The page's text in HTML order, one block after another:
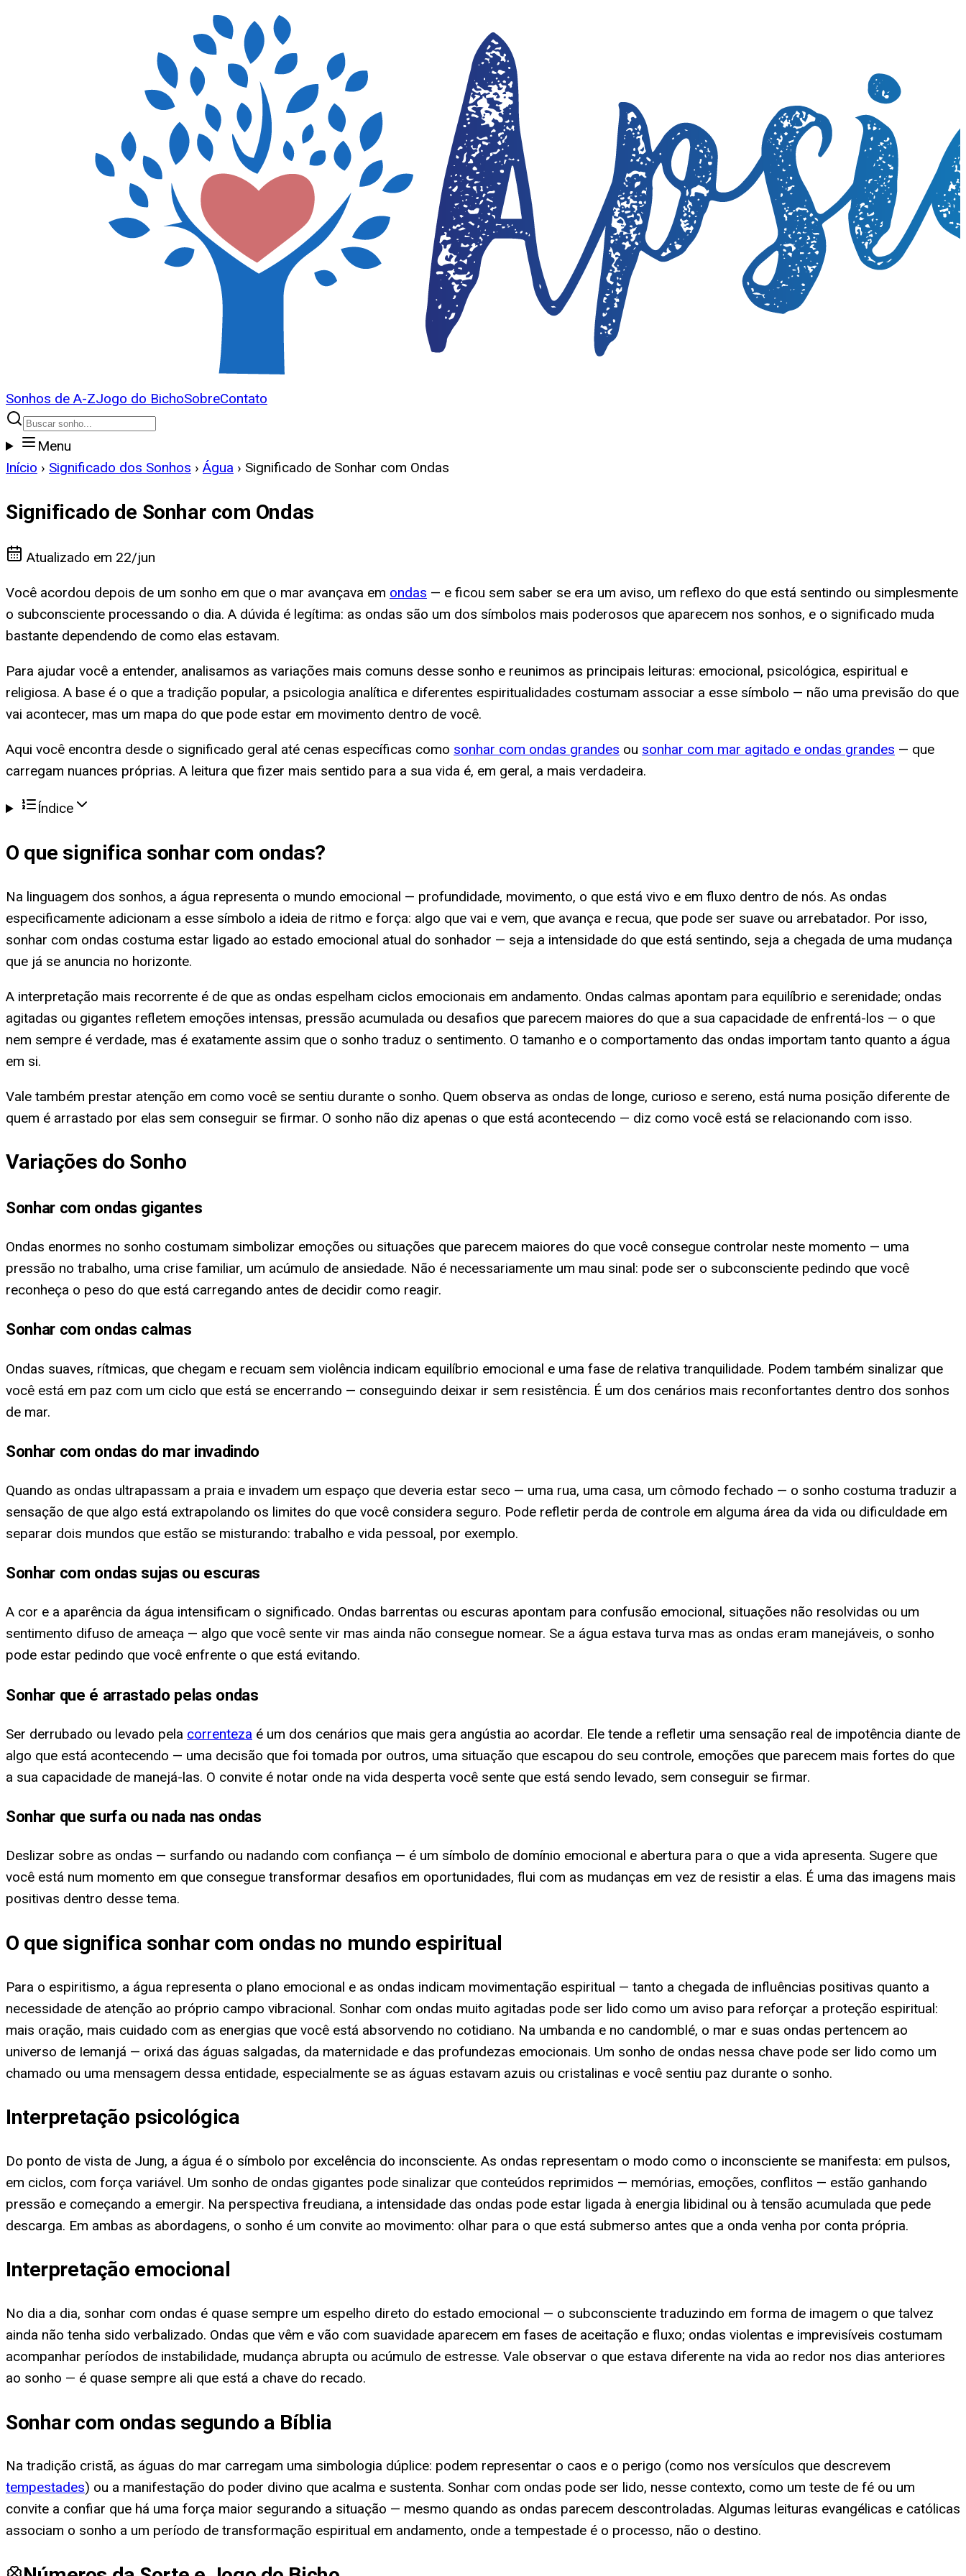
Sonhos de A-ZJogo do BichoSobreContato
Menu
Início › Significado dos Sonhos › Água › Significado de Sonhar com Ondas
Significado de Sonhar com Ondas
Atualizado em 22/jun
Você acordou depois de um sonho em que o mar avançava em ondas — e ficou sem saber se era um aviso, um reflexo do que está sentindo ou simplesmente
o subconsciente processando o dia. A dúvida é legítima: as ondas são um dos símbolos mais poderosos que aparecem nos sonhos, e o significado muda
bastante dependendo de como elas estavam.
Para ajudar você a entender, analisamos as variações mais comuns desse sonho e reunimos as principais leituras: emocional, psicológica, espiritual e
religiosa. A base é o que a tradição popular, a psicologia analítica e diferentes espiritualidades costumam associar a esse símbolo — não uma previsão do que
vai acontecer, mas um mapa do que pode estar em movimento dentro de você.
Aqui você encontra desde o significado geral até cenas específicas como sonhar com ondas grandes ou sonhar com mar agitado e ondas grandes — que
carregam nuances próprias. A leitura que fizer mais sentido para a sua vida é, em geral, a mais verdadeira.
Índice
O que significa sonhar com ondas?
Na linguagem dos sonhos, a água representa o mundo emocional — profundidade, movimento, o que está vivo e em fluxo dentro de nós. As ondas
especificamente adicionam a esse símbolo a ideia de ritmo e força: algo que vai e vem, que avança e recua, que pode ser suave ou arrebatador. Por isso,
sonhar com ondas costuma estar ligado ao estado emocional atual do sonhador — seja a intensidade do que está sentindo, seja a chegada de uma mudança
que já se anuncia no horizonte.
A interpretação mais recorrente é de que as ondas espelham ciclos emocionais em andamento. Ondas calmas apontam para equilíbrio e serenidade; ondas
agitadas ou gigantes refletem emoções intensas, pressão acumulada ou desafios que parecem maiores do que a sua capacidade de enfrentá-los — o que
nem sempre é verdade, mas é exatamente assim que o sonho traduz o sentimento. O tamanho e o comportamento das ondas importam tanto quanto a água
em si.
Vale também prestar atenção em como você se sentiu durante o sonho. Quem observa as ondas de longe, curioso e sereno, está numa posição diferente de
quem é arrastado por elas sem conseguir se firmar. O sonho não diz apenas o que está acontecendo — diz como você está se relacionando com isso.
Variações do Sonho
Sonhar com ondas gigantes
Ondas enormes no sonho costumam simbolizar emoções ou situações que parecem maiores do que você consegue controlar neste momento — uma
pressão no trabalho, uma crise familiar, um acúmulo de ansiedade. Não é necessariamente um mau sinal: pode ser o subconsciente pedindo que você
reconheça o peso do que está carregando antes de decidir como reagir.
Sonhar com ondas calmas
Ondas suaves, rítmicas, que chegam e recuam sem violência indicam equilíbrio emocional e uma fase de relativa tranquilidade. Podem também sinalizar que
você está em paz com um ciclo que está se encerrando — conseguindo deixar ir sem resistência. É um dos cenários mais reconfortantes dentro dos sonhos
de mar.
Sonhar com ondas do mar invadindo
Quando as ondas ultrapassam a praia e invadem um espaço que deveria estar seco — uma rua, uma casa, um cômodo fechado — o sonho costuma traduzir a
sensação de que algo está extrapolando os limites do que você considera seguro. Pode refletir perda de controle em alguma área da vida ou dificuldade em
separar dois mundos que estão se misturando: trabalho e vida pessoal, por exemplo.
Sonhar com ondas sujas ou escuras
A cor e a aparência da água intensificam o significado. Ondas barrentas ou escuras apontam para confusão emocional, situações não resolvidas ou um
sentimento difuso de ameaça — algo que você sente vir mas ainda não consegue nomear. Se a água estava turva mas as ondas eram manejáveis, o sonho
pode estar pedindo que você enfrente o que está evitando.
Sonhar que é arrastado pelas ondas
Ser derrubado ou levado pela correnteza é um dos cenários que mais gera angústia ao acordar. Ele tende a refletir uma sensação real de impotência diante de
algo que está acontecendo — uma decisão que foi tomada por outros, uma situação que escapou do seu controle, emoções que parecem mais fortes do que
a sua capacidade de manejá-las. O convite é notar onde na vida desperta você sente que está sendo levado, sem conseguir se firmar.
Sonhar que surfa ou nada nas ondas
Deslizar sobre as ondas — surfando ou nadando com confiança — é um símbolo de domínio emocional e abertura para o que a vida apresenta. Sugere que
você está num momento em que consegue transformar desafios em oportunidades, flui com as mudanças em vez de resistir a elas. É uma das imagens mais
positivas dentro desse tema.
O que significa sonhar com ondas no mundo espiritual
Para o espiritismo, a água representa o plano emocional e as ondas indicam movimentação espiritual — tanto a chegada de influências positivas quanto a
necessidade de atenção ao próprio campo vibracional. Sonhar com ondas muito agitadas pode ser lido como um aviso para reforçar a proteção espiritual:
mais oração, mais cuidado com as energias que você está absorvendo no cotidiano. Na umbanda e no candomblé, o mar e suas ondas pertencem ao
universo de Iemanjá — orixá das águas salgadas, da maternidade e das profundezas emocionais. Um sonho de ondas nessa chave pode ser lido como um
chamado ou uma mensagem dessa entidade, especialmente se as águas estavam azuis ou cristalinas e você sentiu paz durante o sonho.
Interpretação psicológica
Do ponto de vista de Jung, a água é o símbolo por excelência do inconsciente. As ondas representam o modo como o inconsciente se manifesta: em pulsos,
em ciclos, com força variável. Um sonho de ondas gigantes pode sinalizar que conteúdos reprimidos — memórias, emoções, conflitos — estão ganhando
pressão e começando a emergir. Na perspectiva freudiana, a intensidade das ondas pode estar ligada à energia libidinal ou à tensão acumulada que pede
descarga. Em ambas as abordagens, o sonho é um convite ao movimento: olhar para o que está submerso antes que a onda venha por conta própria.
Interpretação emocional
No dia a dia, sonhar com ondas é quase sempre um espelho direto do estado emocional — o subconsciente traduzindo em forma de imagem o que talvez
ainda não tenha sido verbalizado. Ondas que vêm e vão com suavidade aparecem em fases de aceitação e fluxo; ondas violentas e imprevisíveis costumam
acompanhar períodos de instabilidade, mudança abrupta ou acúmulo de estresse. Vale observar o que estava diferente na vida ao redor nos dias anteriores
ao sonho — é quase sempre ali que está a chave do recado.
Sonhar com ondas segundo a Bíblia
Na tradição cristã, as águas do mar carregam uma simbologia dúplice: podem representar o caos e o perigo (como nos versículos que descrevem
tempestades) ou a manifestação do poder divino que acalma e sustenta. Sonhar com ondas pode ser lido, nesse contexto, como um teste de fé ou um
convite a confiar que há uma força maior segurando a situação — mesmo quando as ondas parecem descontroladas. Algumas leituras evangélicas e católicas
associam o sonho a um período de transformação espiritual em andamento, onde a tempestade é o processo, não o destino.